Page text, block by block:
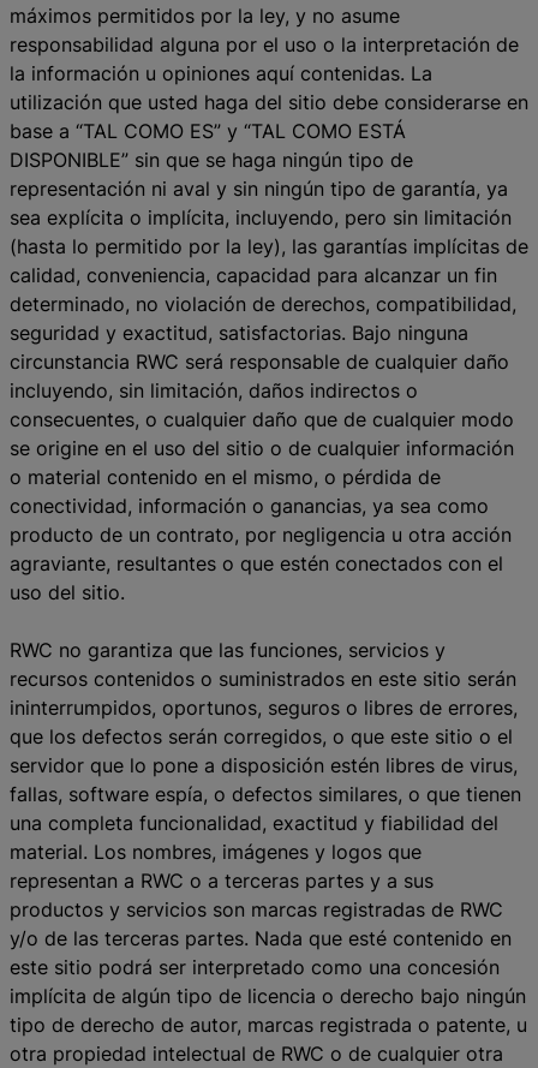
máximos permitidos por la ley, y no asume
responsabilidad alguna por el uso o la interpretación de
la información u opiniones aquí contenidas. La
utilización que usted haga del sitio debe considerarse en
base a “TAL COMO ES” y “TAL COMO ESTÁ
DISPONIBLE” sin que se haga ningún tipo de
representación ni aval y sin ningún tipo de garantía, ya
sea explícita o implícita, incluyendo, pero sin limitación
(hasta lo permitido por la ley), las garantías implícitas de
calidad, conveniencia, capacidad para alcanzar un fin
determinado, no violación de derechos, compatibilidad,
seguridad y exactitud, satisfactorias. Bajo ninguna
circunstancia RWC será responsable de cualquier daño
incluyendo, sin limitación, daños indirectos o
consecuentes, o cualquier daño que de cualquier modo
se origine en el uso del sitio o de cualquier información
o material contenido en el mismo, o pérdida de
conectividad, información o ganancias, ya sea como
producto de un contrato, por negligencia u otra acción
agraviante, resultantes o que estén conectados con el
uso del sitio.
RWC no garantiza que las funciones, servicios y
recursos contenidos o suministrados en este sitio serán
ininterrumpidos, oportunos, seguros o libres de errores,
que los defectos serán corregidos, o que este sitio o el
servidor que lo pone a disposición estén libres de virus,
fallas, software espía, o defectos similares, o que tienen
una completa funcionalidad, exactitud y fiabilidad del
material. Los nombres, imágenes y logos que
representan a RWC o a terceras partes y a sus
productos y servicios son marcas registradas de RWC
y/o de las terceras partes. Nada que esté contenido en
este sitio podrá ser interpretado como una concesión
implícita de algún tipo de licencia o derecho bajo ningún
tipo de derecho de autor, marcas registrada o patente, u
otra propiedad intelectual de RWC o de cualquier otra